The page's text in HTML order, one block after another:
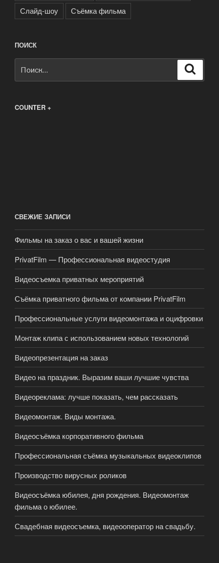
Слайд-шоу
Съёмка фильма
ПОИСК
COUNTER +
СВЕЖИЕ ЗАПИСИ
Фильмы на заказ о вас и вашей жизни
PrivatFilm — Профессиональная видеостудия
Видеосъемка приватных мероприятий
Съёмка приватного фильма от компании PrivatFilm
Профессиональные услуги видеомонтажа и оцифровки
Монтаж клипа с использованием новых технологий
Видеопрезентация на заказ
Видео на праздник. Выразим ваши лучшие чувства
Видеореклама: лучше показать, чем рассказать
Видеомонтаж. Виды монтажа.
Видеосъёмка корпоративного фильма
Профессиональная съёмка музыкальных видеоклипов
Производство вирусных роликов
Видеосъёмка юбилея, дня рождения. Видеомонтаж
фильма о юбилее.
Свадебная видеосъемка, видеооператор на свадьбу.